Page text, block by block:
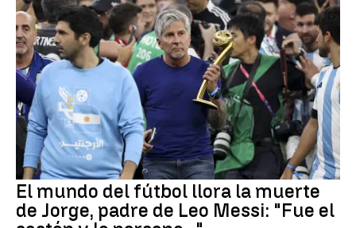
El mundo del fútbol llora la muerte
de Jorge, padre de Leo Messi: "Fue el